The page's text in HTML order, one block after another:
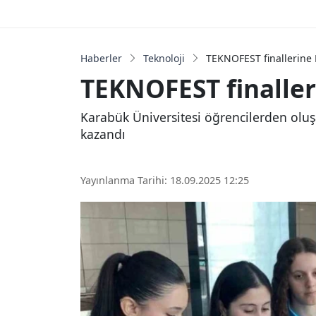
Haberler Teknoloji TEKNOFEST
TEKNOFEST
Karabük Üniversitesi öğrencilerden
kazandı
Yayınlanma Tarihi: 18.09.2025 12:25